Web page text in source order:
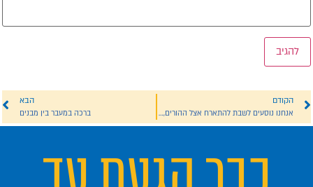
הקודם
אנחנו נוסעים לשבת להתארח אצל ההורים, היכן נדליק נרות חנוכה?
הבא
ברכה במעבר בין מבנים